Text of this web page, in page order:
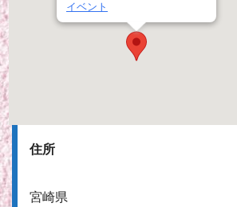
イベント
住所
宮崎県